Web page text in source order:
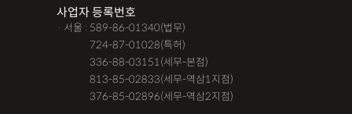
사업자 등록번호
· 서울 : 589-86-01340(법무)
724-87-01028(특허)
336-88-03151(세무-본점)
813-85-02833(세무-역삼1지점)
376-85-02896(세무-역삼2지점)